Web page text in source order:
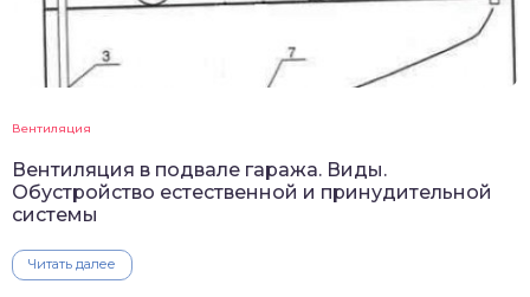
Вентиляция
Вентиляция в подвале гаража. Виды.
Обустройство естественной и принудительной
системы
Читать далее